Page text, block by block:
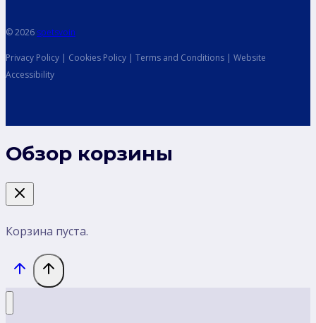
© 2026 spetsvoin
Privacy Policy | Cookies Policy | Terms and Conditions | Website
Accessibility
Обзор корзины
Корзина пуста.